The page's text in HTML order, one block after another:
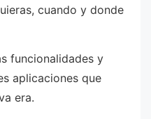
cuando y donde
funcionalidades y
aplicaciones que
era.